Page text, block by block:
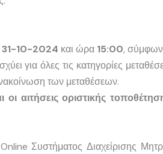
31-10-2024 και ώρα 15:00,
για όλες τις κατηγορίες
των μεταθέσεων.
αιτήσεις οριστικής
Συστήματος Διαχείρισης